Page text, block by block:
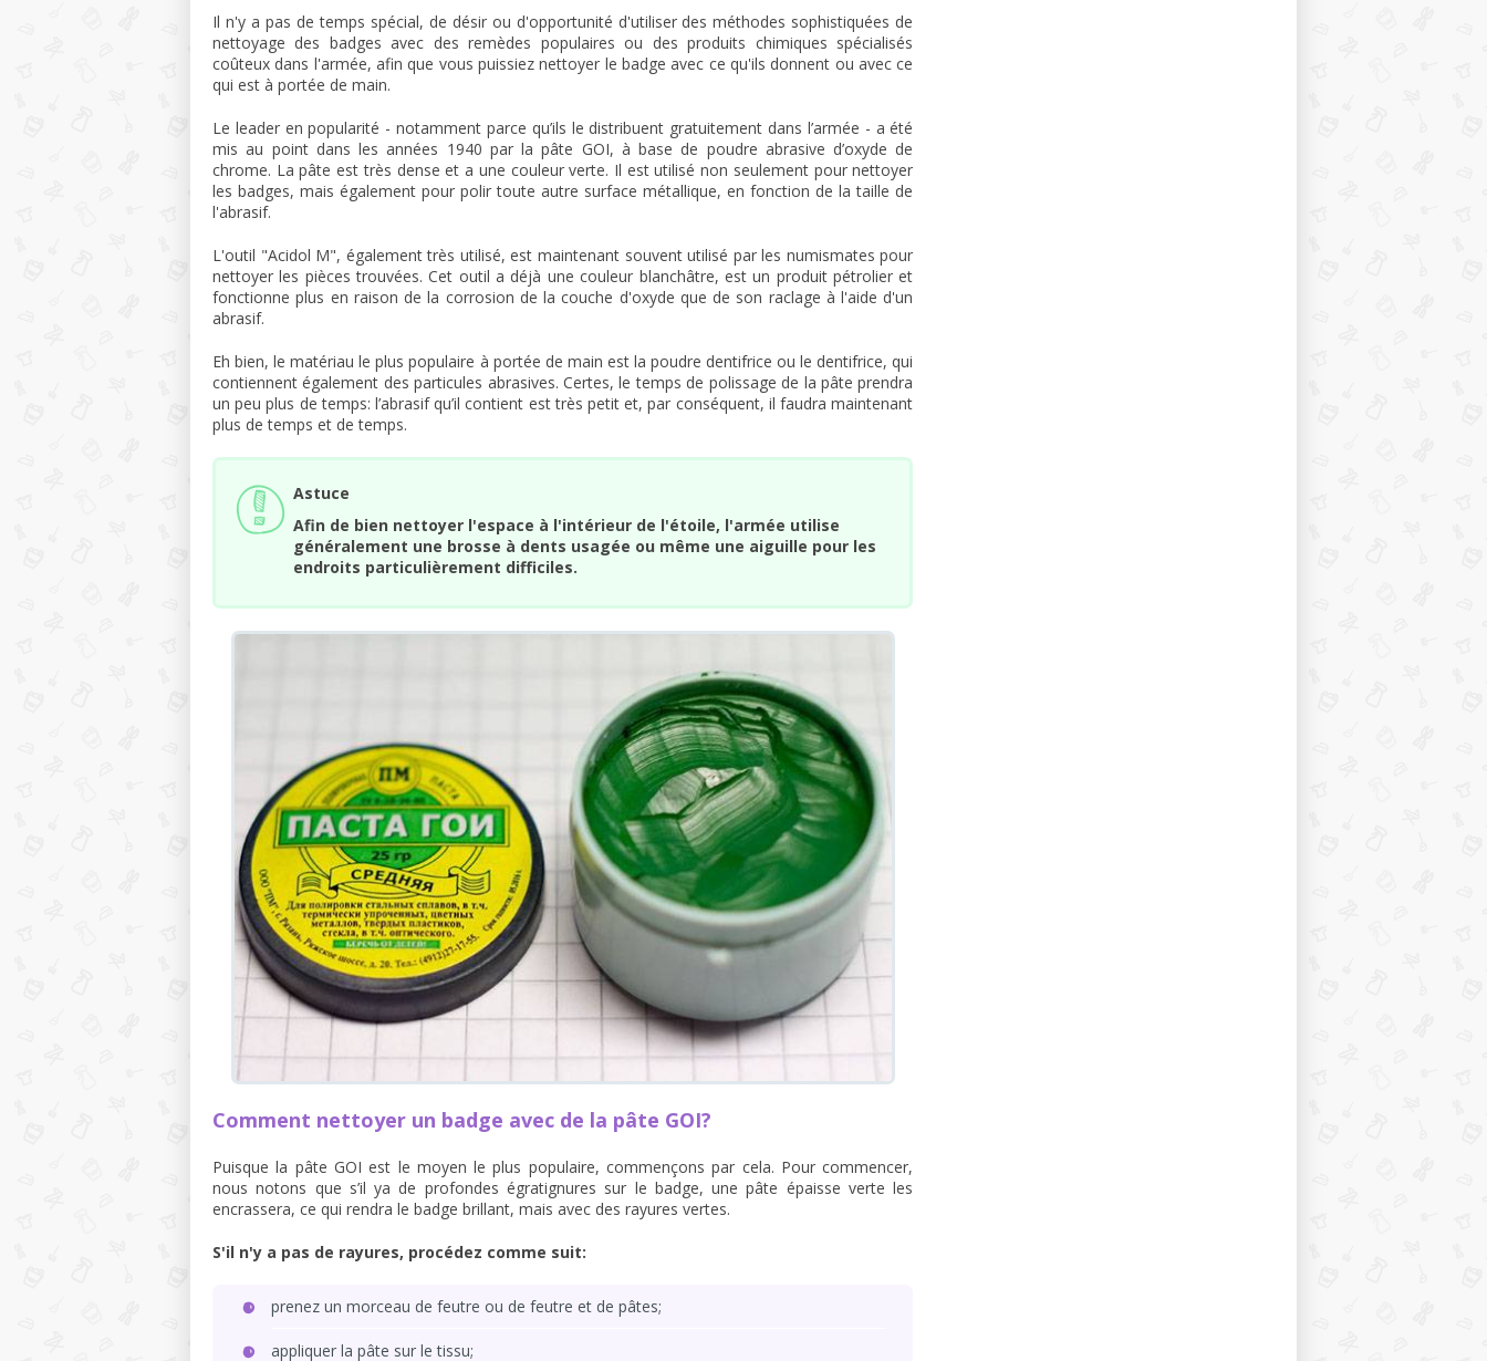
Il n'y a pas de temps spécial, de désir ou d'opportunité d'utiliser des méthodes sophistiquées de
nettoyage des badges avec des remèdes populaires ou des produits chimiques spécialisés
coûteux dans l'armée, afin que vous puissiez nettoyer le badge avec ce qu'ils donnent ou avec ce
qui est à portée de main.
Le leader en popularité - notamment parce qu’ils le distribuent gratuitement dans l’armée - a été
mis au point dans les années 1940 par la pâte GOI, à base de poudre abrasive d’oxyde de
chrome. La pâte est très dense et a une couleur verte. Il est utilisé non seulement pour nettoyer
les badges, mais également pour polir toute autre surface métallique, en fonction de la taille de
l'abrasif.
L'outil "Acidol M", également très utilisé, est maintenant souvent utilisé par les numismates pour
nettoyer les pièces trouvées. Cet outil a déjà une couleur blanchâtre, est un produit pétrolier et
fonctionne plus en raison de la corrosion de la couche d'oxyde que de son raclage à l'aide d'un
abrasif.
Eh bien, le matériau le plus populaire à portée de main est la poudre dentifrice ou le dentifrice, qui
contiennent également des particules abrasives. Certes, le temps de polissage de la pâte prendra
un peu plus de temps: l’abrasif qu’il contient est très petit et, par conséquent, il faudra maintenant
plus de temps et de temps.
Astuce
Afin de bien nettoyer l'espace à l'intérieur de l'étoile, l'armée utilise
généralement une brosse à dents usagée ou même une aiguille pour les
endroits particulièrement difficiles.
Comment nettoyer un badge avec de la pâte GOI?
Puisque la pâte GOI est le moyen le plus populaire, commençons par cela. Pour commencer,
nous notons que s’il ya de profondes égratignures sur le badge, une pâte épaisse verte les
encrassera, ce qui rendra le badge brillant, mais avec des rayures vertes.
S'il n'y a pas de rayures, procédez comme suit:
prenez un morceau de feutre ou de feutre et de pâtes;
appliquer la pâte sur le tissu;